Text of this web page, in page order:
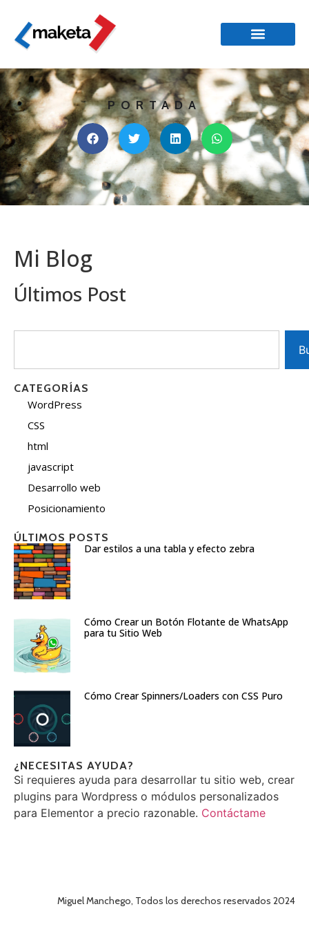
PORTADA
Mi Blog
Últimos Post
CATEGORÍAS
WordPress
CSS
html
javascript
Desarrollo web
Posicionamiento
ÚLTIMOS POSTS
Dar estilos a una tabla y efecto zebra
Cómo Crear un Botón Flotante de WhatsApp
para tu Sitio Web
Cómo Crear Spinners/Loaders con CSS Puro
¿NECESITAS AYUDA?
Si requieres ayuda para desarrollar tu sitio web, crear
plugins para Wordpress o módulos personalizados
para Elementor a precio razonable. Contáctame
Miguel Manchego, Todos los derechos reservados 2024